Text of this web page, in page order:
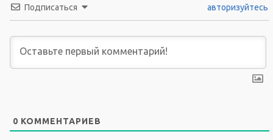
Подписаться авторизуйтесь
0 КОММЕНТАРИЕВ